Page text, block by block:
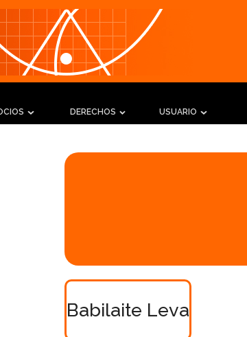
DERECHOS USUARIO
Babilaite Leva